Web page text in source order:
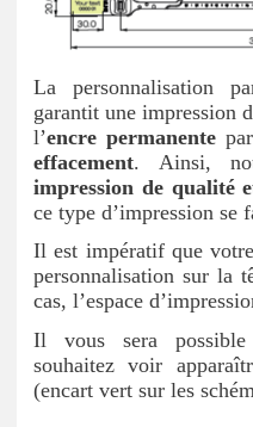
La personnalisation
garantit une impression
l’encre permanente par
effacement. Ainsi,
impression de qualité
ce type d’impression se
Il est impératif que
personnalisation sur la
cas, l’espace
Il vous sera
souhaitez voir
(encart vert sur les